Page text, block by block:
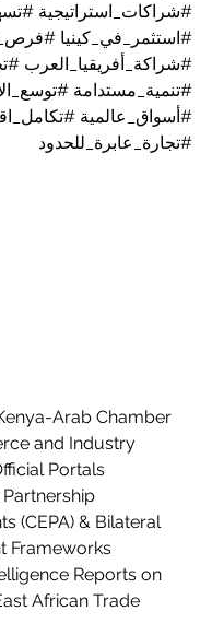
#شراكات_استراتيجية
#استثمر_في_كينيا
#شراكة_أفريقيا_العرب
#تنمية_مستدامة
#أسواق_عالمية
#تجارة_عابرة_للحدود
Arab Chamber
and Industry
Portals
(CEPA) & Bilateral
Frameworks
Reports on
African Trade